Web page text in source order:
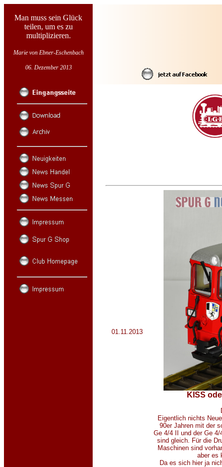
Man muss sein Glück
teilen, um es zu
multiplizieren.
Marie von Ebner-Eschenbach
06. Dezember 2013
01.11.2013
KISS
Eigentlich nichts
90er Jahren mit der
Ge 4/4 II und der Ge
sind gleich. Für die
Maschinen sind
aber es
Da es sich hier ja